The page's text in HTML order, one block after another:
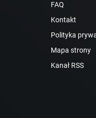
FAQ
Kontakt
Polityka
Mapa strony
Kanał RSS